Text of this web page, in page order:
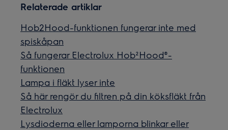
Relaterade artiklar
Hob2Hood-funktionen fungerar inte med
spiskåpan
Så fungerar Electrolux Hob²Hood®-
funktionen
Lampa i fläkt lyser inte
Så här rengör du filtren på din köksfläkt från
Electrolux
Lysdioderna eller lamporna blinkar eller